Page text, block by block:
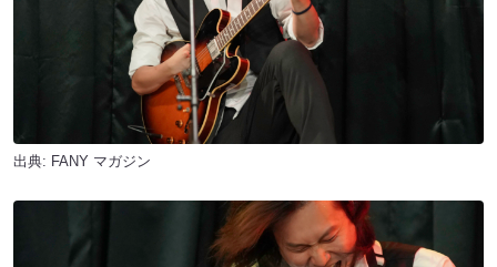
出典: FANY マガジン